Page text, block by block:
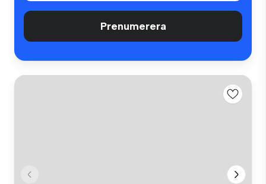
Prenumerera